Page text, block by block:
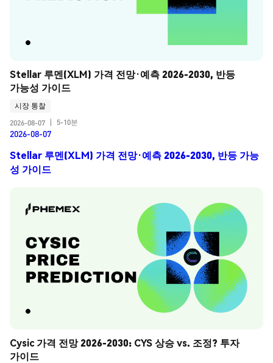
Stellar 루멘(XLM) 가격 전망·예측 2026-2030, 반등
가능성 가이드
시장 통찰
2026-08-07
5-10분
2026-08-07
Stellar 루멘(XLM) 가격 전망·예측 2026-2030, 반등 가능
성 가이드
Cysic 가격 전망 2026-2030: CYS 상승 vs. 조정? 투자
가이드